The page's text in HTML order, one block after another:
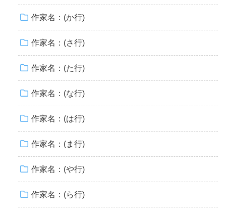
作家名：(か行)
作家名：(さ行)
作家名：(た行)
作家名：(な行)
作家名：(は行)
作家名：(ま行)
作家名：(や行)
作家名：(ら行)